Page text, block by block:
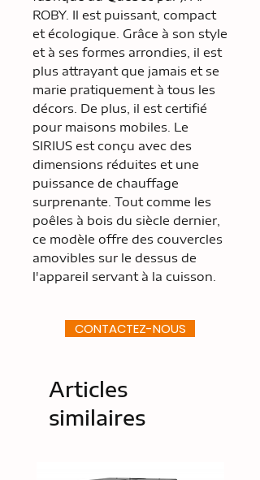
ROBY. Il est puissant, compact
et écologique. Grâce à son style
et à ses formes arrondies, il est
plus attrayant que jamais et se
marie pratiquement à tous les
décors. De plus, il est certifié
pour maisons mobiles. Le
SIRIUS est conçu avec des
dimensions réduites et une
puissance de chauffage
surprenante. Tout comme les
poêles à bois du siècle dernier,
ce modèle offre des couvercles
amovibles sur le dessus de
l'appareil servant à la cuisson.
CONTACTEZ-NOUS
Articles
similaires